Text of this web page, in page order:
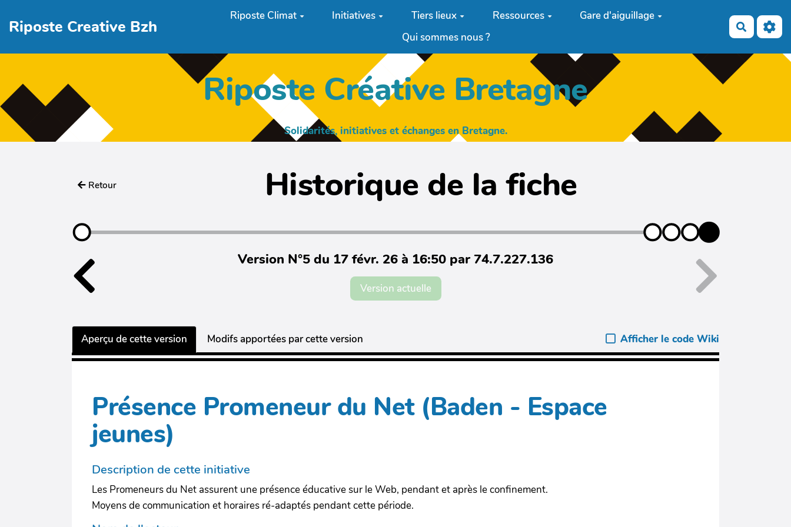
Riposte Creative Bzh
Riposte Climat Initiatives Tiers lieux Ressources
Gare d'aiguillage
Qui sommes nous ?
Riposte Créative Bretagne
Solidarités, initiatives et échanges en Bretagne.
Retour Historique de la fiche
Version N°5 du 17 févr. 26 à 16:50 par 74.7.227.136
Version actuelle
Aperçu de cette version Modifs apportées par cette version Afficher le code Wiki
Présence Promeneur du Net (Baden - Espace
jeunes)
Description de cette initiative
Les Promeneurs du Net assurent une présence éducative sur le Web, pendant et après le confinement.
Moyens de communication et horaires ré-adaptés pendant cette période.